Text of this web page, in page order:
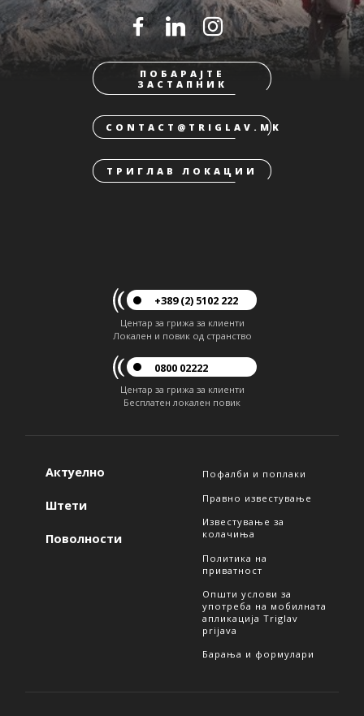
ПОБАРАЈТЕ
ЗАСТАПНИК
CONTACT@TRIGLAV.MK
ТРИГЛАВ ЛОКАЦИИ
+389 (2) 5102 222
Центар за грижа за клиенти
Локален и повик од странство
0800 02222
Центар за грижа за клиенти
Бесплатен локален повик
Актуелно
Штети
Поволности
Пофалби и поплаки
Правно известување
Известување за
колачиња
Политика на
приватност
Општи услови за
употреба на мобилната
апликација Triglav
prijava
Барања и формулари